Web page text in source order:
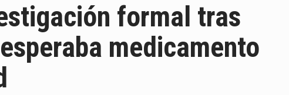
formal tras
medicamento